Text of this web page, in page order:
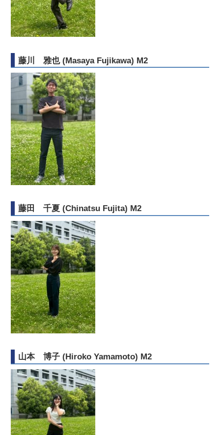
藤川 雅也 (Masaya Fujikawa) M2
藤田 千夏 (Chinatsu Fujita) M2
山本 博子 (Hiroko Yamamoto) M2